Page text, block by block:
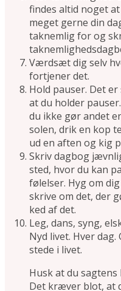
findes altid noget
meget gerne din
taknemlig for og
Værdsæt dig selv
fortjener det.
Hold pauser. Det
at du holder
du ikke gør andet
solen, drik en kop
ud en aften og kig
Skriv dagbog
sted, hvor du kan
følelser. Hyg om
skrive om det, der
ked af det.
Leg, dans, syng,
Nyd livet. Hver
stede i livet.
Husk at du
Det kræver blot, at